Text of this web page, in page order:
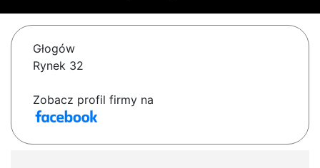
Głogów
Rynek 32
Zobacz profil firmy na